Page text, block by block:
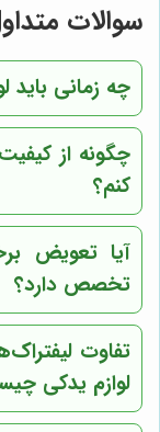
سوالات
چه زمانی باید
چگونه از
کنم؟
آیا تعویض
تخصص دارد؟
تفاوت
لوازم یدکی